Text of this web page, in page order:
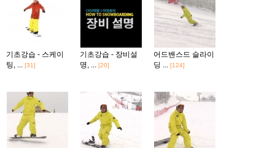
기초강습 - 스케이
팅, ... [31]
기초강습 - 장비설
명, ... [20]
어드밴스드 슬라이
딩 ... [124]